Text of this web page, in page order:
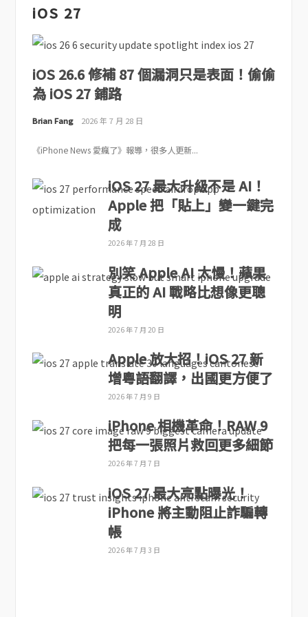
iOS 27
iOS 26.6 修補 87 個漏洞只是表面！偷偷
為 iOS 27 鋪路
Brian Fang 2026 年 7 月 28 日
《iPhone News 愛瘋了》報導，很多人更新...
iOS 27 最大升級不是 AI！
Apple 把「貼上」變一鍵完
成
2026 年 7 月 28 日
別笑 Apple AI 太慢！蘋果
真正的 AI 戰略比想像更聰
明
2026 年 7 月 20 日
Apple 放大招！iOS 27 新
增粵語翻譯，出國更方便了
2026 年 7 月 9 日
iPhone 相機革命！RAW 9
把每一張照片救回更多細節
2026 年 7 月 7 日
iOS 27 最大亮點曝光！
iPhone 將主動阻止詐騙轉
帳
2026 年 7 月 3 日